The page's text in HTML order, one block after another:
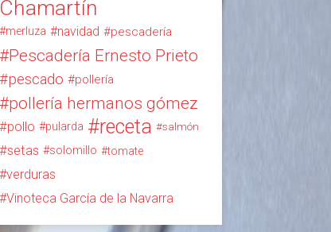
Chamartín
merluza navidad pescadería
Pescadería Ernesto Prieto
pescado pollería
pollería hermanos gómez
pollo pularda receta salmón
setas solomillo tomate
verduras
Vinoteca García de la Navarra